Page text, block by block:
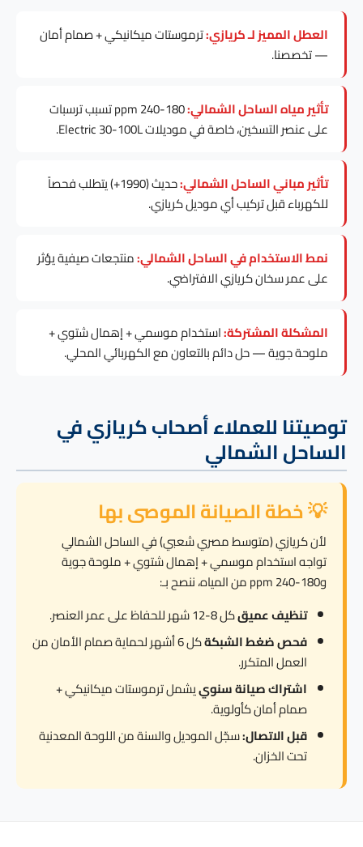
العطل المميز لـ كريازي:ترموستات ميكانيكي + صمام أمان
— تخصصنا.
تأثير مياه الساحل الشمالي:
180-240 ppm تسبب ترسبات
على عنصر التسخين، خاصة في موديلات Electric 30-100L.
تأثير مباني الساحل الشمالي:
حديث (1990+) يتطلب فحصاً
للكهرباء قبل تركيب أي موديل كريازي.
نمط الاستخدام في الساحل الشمالي:منتجعات صيفية يؤثر
على عمر سخان كريازي الافتراضي.
المشكلة المشتركة:استخدام موسمي + إهمال شتوي +
ملوحة جوية — حل دائم بالتعاون مع الكهربائي المحلي.
توصيتنا للعملاء أصحاب كريازي في
الساحل الشمالي
💡 خطة الصيانة الموصى بها
لأن كريازي (متوسط مصري شعبي) في الساحل الشمالي
تواجه استخدام موسمي + إهمال شتوي + ملوحة جوية
و180-240 ppm من المياه، ننصح بـ:
تنظيف عميقكل 8-12 شهر للحفاظ على عمر العنصر.
فحص ضغط الشبكة
كل 6 أشهر لحماية صمام الأمان من
العمل المتكرر.
اشتراك صيانة سنوييشمل ترموستات ميكانيكي +
صمام أمان كأولوية.
قبل الاتصال:سجّل الموديل والسنة من اللوحة المعدنية
تحت الخزان.